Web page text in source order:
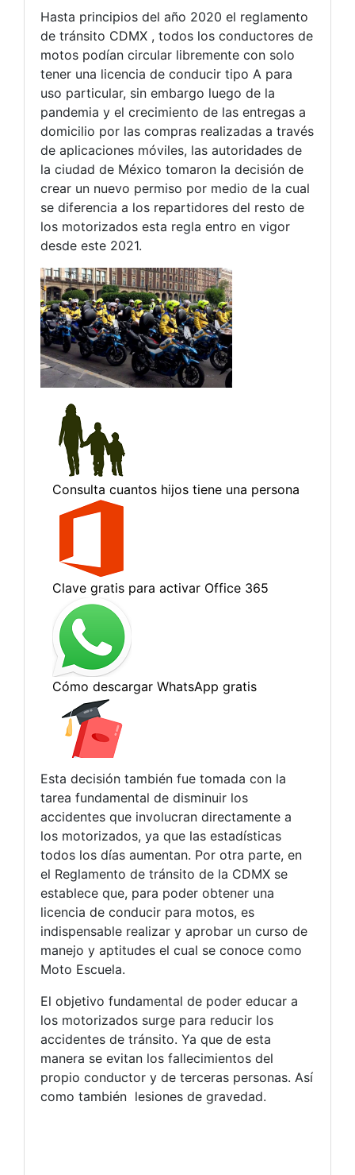
Hasta principios del año 2020 el reglamento
de tránsito CDMX , todos los conductores de
motos podían circular libremente con solo
tener una licencia de conducir tipo A para
uso particular, sin embargo luego de la
pandemia y el crecimiento de las entregas a
domicilio por las compras realizadas a través
de aplicaciones móviles, las autoridades de
la ciudad de México tomaron la decisión de
crear un nuevo permiso por medio de la cual
se diferencia a los repartidores del resto de
los motorizados esta regla entro en vigor
desde este 2021.
Esta decisión también fue tomada con la
tarea fundamental de disminuir los
accidentes que involucran directamente a
los motorizados, ya que las estadísticas
todos los días aumentan. Por otra parte, en
el Reglamento de tránsito de la CDMX se
establece que, para poder obtener una
licencia de conducir para motos, es
indispensable realizar y aprobar un curso de
manejo y aptitudes el cual se conoce como
Moto Escuela.
El objetivo fundamental de poder educar a
los motorizados surge para reducir los
accidentes de tránsito. Ya que de esta
manera se evitan los fallecimientos del
propio conductor y de terceras personas. Así
como también lesiones de gravedad.